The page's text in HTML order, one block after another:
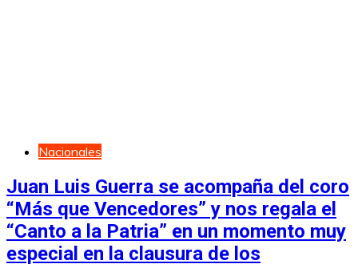
Nacionales
Juan Luis Guerra se acompaña del coro
“Más que Vencedores” y nos regala el
“Canto a la Patria” en un momento muy
especial en la clausura de los